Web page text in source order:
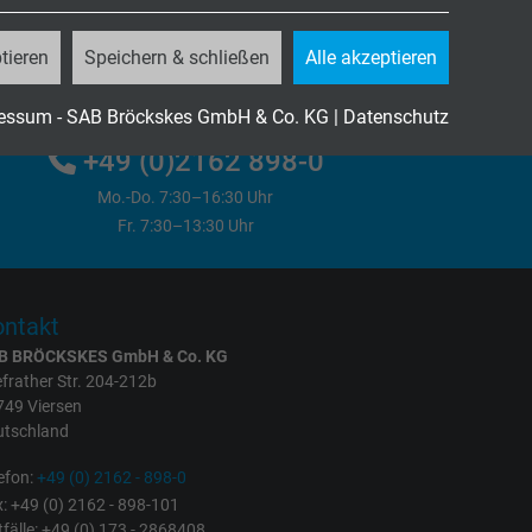
Speichern & schließen Alle akzeptieren
- SAB Bröckskes GmbH & Co. KG | Datenschutz
Jetzt unverbindliche Anfrage senden
+49 (0)2162 898-0
Mo.-Do. 7:30–16:30 Uhr
Fr. 7:30–13:30 Uhr
BRÖCKSKES GmbH & Co. KG
Str. 204-212b
Viersen
+49 (0) 2162 - 898-0
+49 (0) 2162 - 898-101